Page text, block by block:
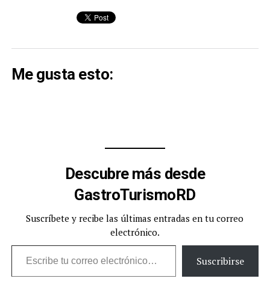
Me gusta esto:
Descubre más desde
GastroTurismoRD
Suscríbete y recibe las últimas entradas en tu correo
electrónico.
Escribe tu correo electrónico…
Suscribirse